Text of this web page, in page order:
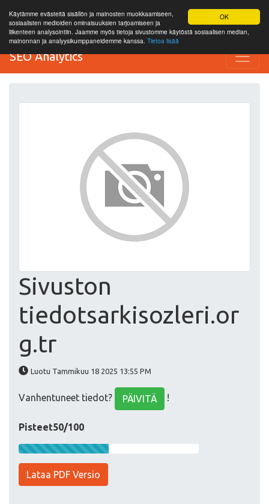
OK
Käytämme evästeitä sisällön ja mainosten muokkaamiseen,
sosiaalisten medioiden ominaisuuksien tarjoamiseen ja
liikenteen analysointiin. Jaamme myös tietoja sivustomme käytöstä sosiaalisen median,
mainonnan ja analyysikumppaneidemme kanssa. Tietoa lisää
SEO Analytics
Sivuston
tiedotsarkisozleri.or
g.tr
Luotu Tammikuu 18 2025 13:55 PM
Vanhentuneet tiedot? PÄIVITÄ !
Pisteet50/100
Lataa PDF Versio